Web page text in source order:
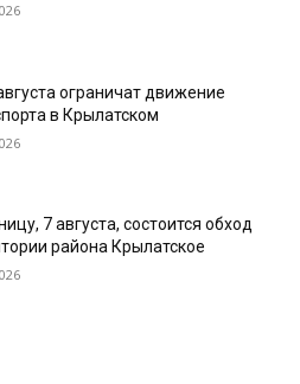
ограничат движение
в Крылатском
7 августа, состоится обход
района Крылатское